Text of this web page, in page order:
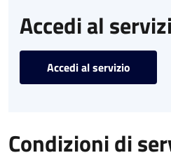
Accedi al
Accedi al servizio
Condizioni di